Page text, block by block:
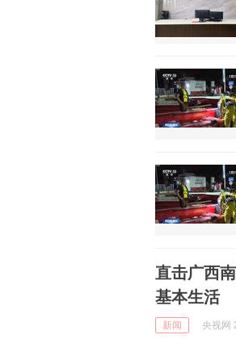
直击广西
基本生活
新闻 央视网